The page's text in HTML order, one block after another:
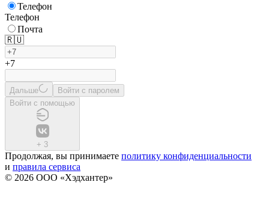
Телефон
Телефон
Почта
🇷🇺
+7
Дальше
Войти с паролем
Войти с помощью
+ 3
Продолжая, вы принимаете политику конфиденциальности
и правила сервиса
© 2026 ООО «Хэдхантер»